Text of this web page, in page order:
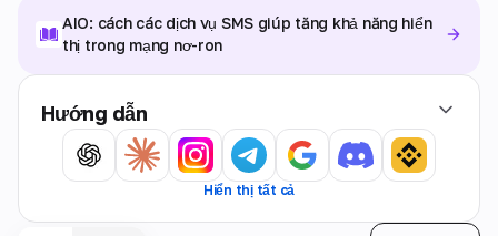
AIO: cách các dịch vụ SMS giúp tăng khả năng hiển
thị trong mạng nơ-ron
Hướng dẫn
Hiển thị tất cả